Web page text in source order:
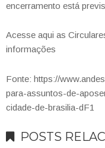
encerramento está
Acesse aqui as
informações
Fonte: https://
para-assuntos-de-
cidade-de-brasilia-dF1
POSTS